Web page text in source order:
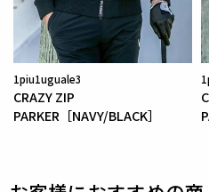
素材
表地 : ナイロン85% ポリウ
中綿 : ポリエステル100%
1piu1uguale3
CRAZY ZIP
PARKER［NAVY/BLACK］